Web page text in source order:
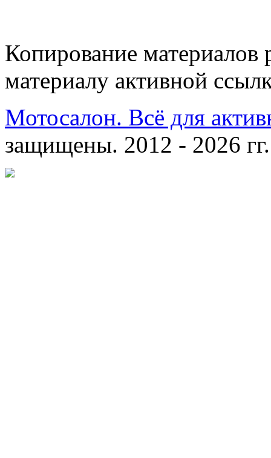
Копирование материалов
материалу активной
Мотосалон. Всё для
защищены. 2012 - 2026 гг.